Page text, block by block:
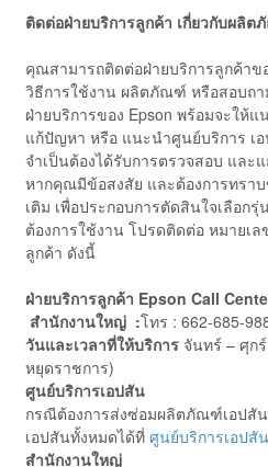
ติดต่อฝ่ายบริการลูกค้า เกี่ยวกับผลิ
คุณสามารถติดต่อฝ่ายบริการลูกค้าข
วิธีการใช้งาน ผลิตภัณฑ์ หรือสอบถ
ฝ่ายบริการของ Epson พร้อมจะใ
แก้ปัญหา หรือ แนะนำศูนย์บริการ เ
จำเป็นต้องได้รับการตรวจสอบ และ
หากคุณมีข้อสงสัย และต้องการทรา
เติม เพื่อประกอบการตัดสินใจเลือ
ต้องการใช้งาน โปรดติดต่อ หมายเ
ลูกค้า ดังนี้
ฝ่ายบริการลูกค้า Epson Call
สำนักงานใหญ่ :โทร : 662-685-
วันและเวลาที่ให้บริการจันทร์ – ศุกร์
หยุดราชการ)
ศูนย์บริการเอปสัน
กรณีต้องการส่งซ่อมผลิตภัณฑ์เอปสั
เอปสันทั้งหมดได้ที่ ศูนย์บริการเอปสัน
สำนักงานใหญ่